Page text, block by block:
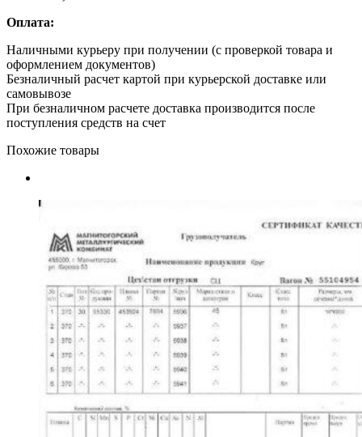
Оплата:
Наличными курьеру при получении (с проверкой товара и
оформлением документов)
Безналичный расчет картой при курьерской доставке или
самовывозе
При безналичном расчете доставка производится после
поступления средств на счет
Похожие товары